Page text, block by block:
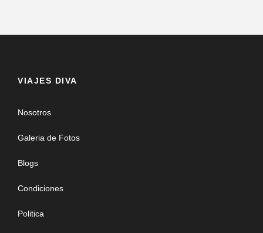
VIAJES DIVA
Nosotros
Galeria de Fotos
Blogs
Condiciones
Politica